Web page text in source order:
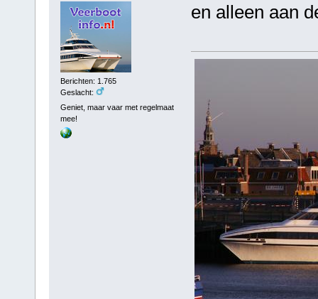
Berichten: 1.765
Geslacht:
Geniet, maar vaar met regelmaat
mee!
en alleen aan